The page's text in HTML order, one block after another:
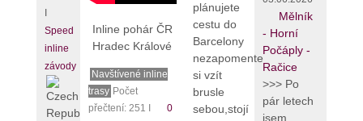
Speed
inline
závody
Inline pohár ČR
Hradec Králové
Navštívené inline
trasy Počet
přečtení: 251 I
0
plánujete
cestu do
Barcelony
nezapomente
si vzít
brusle
sebou,stojí
Mělník
- Horní
Počáply -
Račice
>>> Po
pár letech
jsem